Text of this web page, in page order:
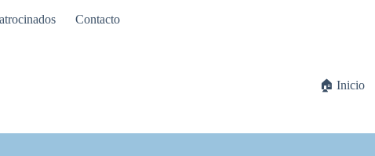
Contacto
🏠 Inicio